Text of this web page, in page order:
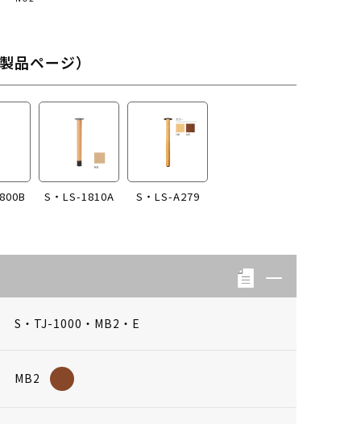
品ページ）
S・LS-1810A S・LS-A279
S・TJ-1000・MB2・E
MB2